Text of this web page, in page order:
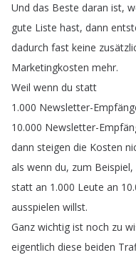
Und das Beste daran ist,
gute Liste hast, dann
dadurch fast keine
Marketingkosten mehr.
Weil wenn du statt
1.000 Newsletter-
10.000 Newsletter-
dann steigen die Kosten
als wenn du, zum Beispiel,
statt an 1.000 Leute an
ausspielen willst.
Ganz wichtig ist noch zu
eigentlich diese beiden